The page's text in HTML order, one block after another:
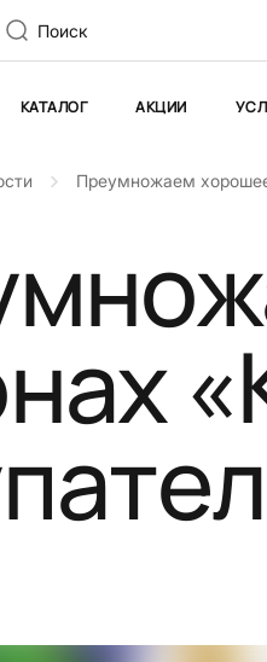
Поиск
КАТАЛОГ АКЦИИ
Преумножаем